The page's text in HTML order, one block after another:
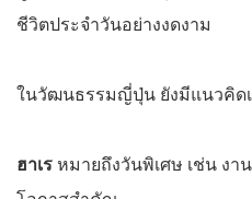
ชีวิตประจำวันอย่างงดงาม
ในวัฒนธรรมญี่ปุ่น ยังมีแนวคิดเ
ฮาเร หมายถึงวันพิเศษ เช่น งา